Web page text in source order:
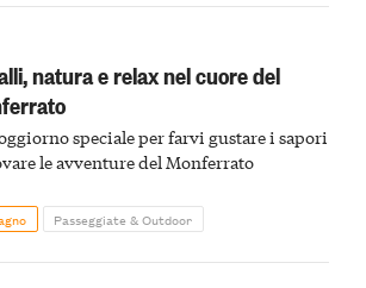
natura e relax nel cuore del
speciale per farvi gustare i sapori
le avventure del Monferrato
Passeggiate & Outdoor